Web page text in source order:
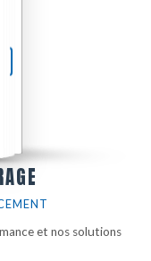
et nos solutions